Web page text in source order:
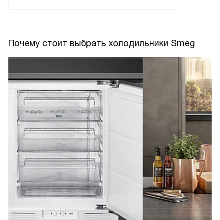
Почему стоит выбрать холодильники Smeg